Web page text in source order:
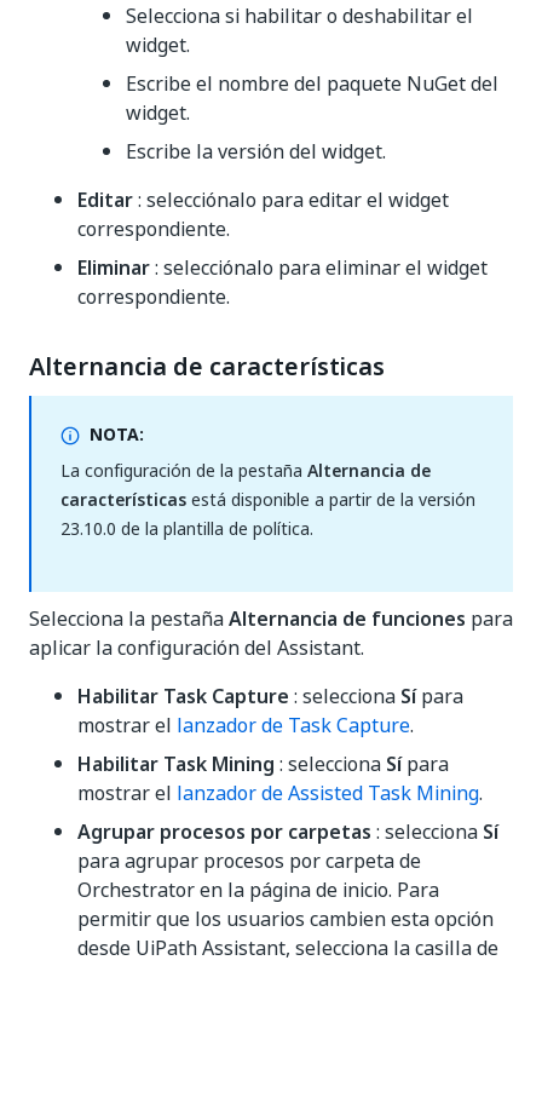
Selecciona si habilitar o deshabilitar el
widget.
Escribe el nombre del paquete NuGet del
widget.
Escribe la versión del widget.
Editar: selecciónalo para editar el widget
correspondiente.
Eliminar: selecciónalo para eliminar el widget
correspondiente.
Alternancia de características
NOTA:
La configuración de la pestaña Alternancia de
característicasestá disponible a partir de la versión
23.10.0 de la plantilla de política.
Selecciona la pestañaAlternancia de funciones para
aplicar la configuración del Assistant.
Habilitar Task Capture : selecciona Sípara
mostrar el lanzador de Task Capture.
Habilitar Task Mining : selecciona Sípara
mostrar el lanzador de Assisted Task Mining.
Agrupar procesos por carpetas : selecciona Sí
para agrupar procesos por carpeta de
Orchestrator en la página de inicio. Para
permitir que los usuarios cambien esta opción
desde UiPath Assistant, selecciona la casilla de